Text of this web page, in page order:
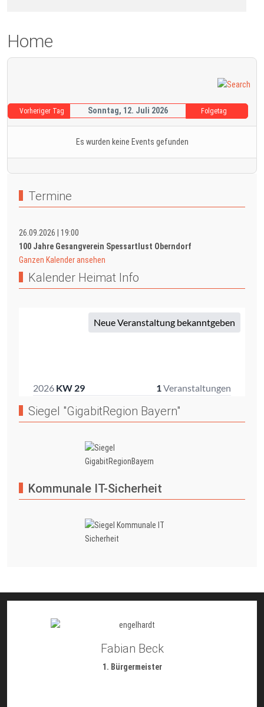
Home
Vorheriger Tag Sonntag, 12. Juli 2026 Folgetag
Es wurden keine Events gefunden
Termine
26.09.2026
19:00
100 Jahre Gesangverein Spessartlust Oberndorf
Ganzen Kalender ansehen
Kalender Heimat Info
Siegel "GigabitRegion Bayern"
Kommunale IT-Sicherheit
Fabian Beck
1. Bürgermeister